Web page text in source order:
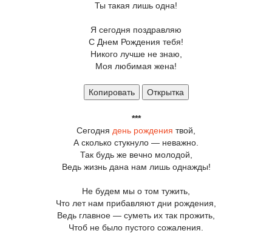
Ты такая лишь одна!
Я сегодня поздравляю
С Днем Рождения тебя!
Никого лучше не знаю,
Моя любимая жена!
Копировать Открытка
***
Сегодня день рождения твой,
А сколько стукнуло — неважно.
Так будь же вечно молодой,
Ведь жизнь дана нам лишь однажды!
Не будем мы о том тужить,
Что лет нам прибавляют дни рождения,
Ведь главное — суметь их так прожить,
Чтоб не было пустого сожаления.